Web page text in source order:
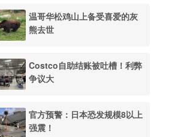
温哥华松鸡山上备受喜爱的灰
熊去世
Costco自助结账被吐槽！利弊
争议大
官方预警：日本恐发规模8以上
强震！